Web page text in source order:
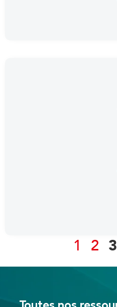
1 2 3